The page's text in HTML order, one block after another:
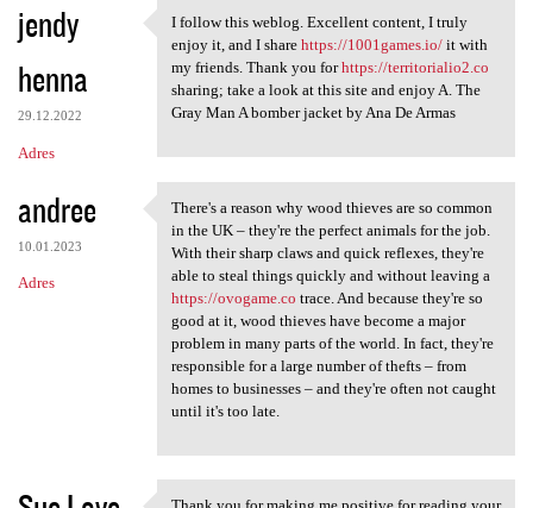
jendy
henna
29.12.2022
Adres
I follow this weblog.
I follow this weblog. Excellent content, I truly
enjoy it, and I share https://1001games.io/it with
my friends. Thank you forhttps://territorialio2.co
sharing; take a look at this site and enjoy A. The
Gray Man A bomber jacket by Ana De Armas
andree
10.01.2023
Adres
There's a reason why wood
There's a reason why wood thieves are so common
in the UK – they're the perfect animals for the job.
With their sharp claws and quick reflexes, they're
able to steal things quickly and without leaving a
https://ovogame.co trace. And because they're so
good at it, wood thieves have become a major
problem in many parts of the world. In fact, they're
responsible for a large number of thefts – from
homes to businesses – and they're often not caught
until it's too late.